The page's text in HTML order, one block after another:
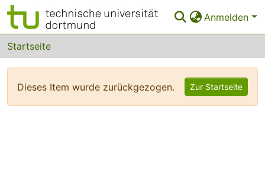
Anmelden
Bereiche & Sammlungen
Das gesamte Repositorium
FAQ
Startseite
Dieses Item wurde zurückgezogen. Zur Startseite